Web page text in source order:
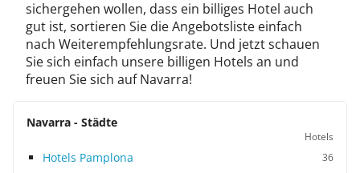
sichergehen wollen, dass ein billiges Hotel auch
gut ist, sortieren Sie die Angebotsliste einfach
nach Weiterempfehlungsrate. Und jetzt schauen
Sie sich einfach unsere billigen Hotels an und
freuen Sie sich auf Navarra!
Navarra - Städte
Hotels
Hotels Pamplona 36